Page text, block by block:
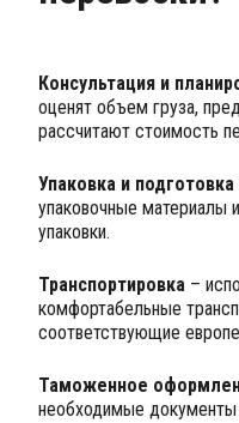
Консультация и
оценят объем груза,
рассчитают стоимость
Упаковка и подготовка
упаковочные материалы
упаковки.
Транспортировка –
комфортабельные
соответствующие
Таможенное
необходимые документы